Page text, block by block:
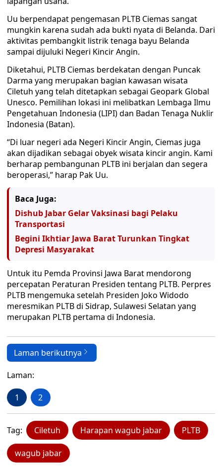
Uu berpendapat pengemasan PLTB Ciemas sangat
mungkin karena sudah ada bukti nyata di Belanda. Dari
aktivitas pembangkit listrik tenaga bayu Belanda
sampai dijuluki Negeri Kincir Angin.
Diketahui, PLTB Ciemas berdekatan dengan Puncak
Darma yang merupakan bagian kawasan wisata
Ciletuh yang telah ditetapkan sebagai Geopark Global
Unesco. Pemilihan lokasi ini melibatkan Lembaga Ilmu
Pengetahuan Indonesia (LIPI) dan Badan Tenaga Nuklir
Indonesia (Batan).
“Di luar negeri ada Negeri Kincir Angin, Ciemas juga
akan dijadikan sebagai obyek wisata kincir angin. Kami
berharap pembangunan PLTB ini berjalan dan segera
beroperasi,” harap Pak Uu.
Baca Juga:
Dishub Jabar Gelar Vaksinasi bagi Pelaku
Transportasi
Begini Ikhtiar Jawa Barat Turunkan Tingkat
Depresi Masyarakat
Untuk itu Pemda Provinsi Jawa Barat mendorong
percepatan Peraturan Presiden tentang PLTB. Perpres
PLTB mengemuka setelah Presiden Joko Widodo
meresmikan PLTB di Sidrap, Sulawesi Selatan yang
merupakan PLTB pertama di Indonesia.
Laman berikutnya
Laman:
1 2
Tag: Ciletuh Harapan wagub jabar PLTB
wagub jabar